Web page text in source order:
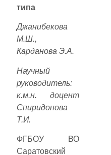
типа
Джанибекова
М.Ш.,
Карданова Э.А.
Научный
руководитель:
к.м.н. доцент
Спиридонова
Т.И.
ФГБОУ ВО
Саратовский